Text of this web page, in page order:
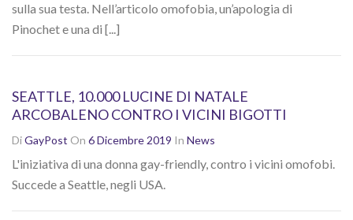
sulla sua testa. Nell’articolo omofobia, un’apologia di
Pinochet e una di [...]
SEATTLE, 10.000 LUCINE DI NATALE
ARCOBALENO CONTRO I VICINI BIGOTTI
DiGayPost On 6 Dicembre 2019 In News
L'iniziativa di una donna gay-friendly, contro i vicini omofobi.
Succede a Seattle, negli USA.